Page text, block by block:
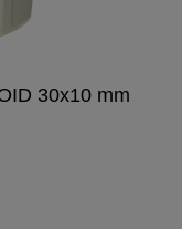
30x10 mm